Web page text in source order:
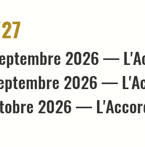
2026 —
2026 —
2026 —